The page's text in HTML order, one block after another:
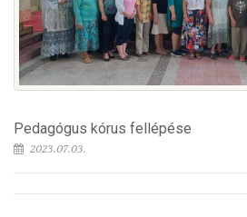
Pedagógus kórus fellépése
2023.07.03.